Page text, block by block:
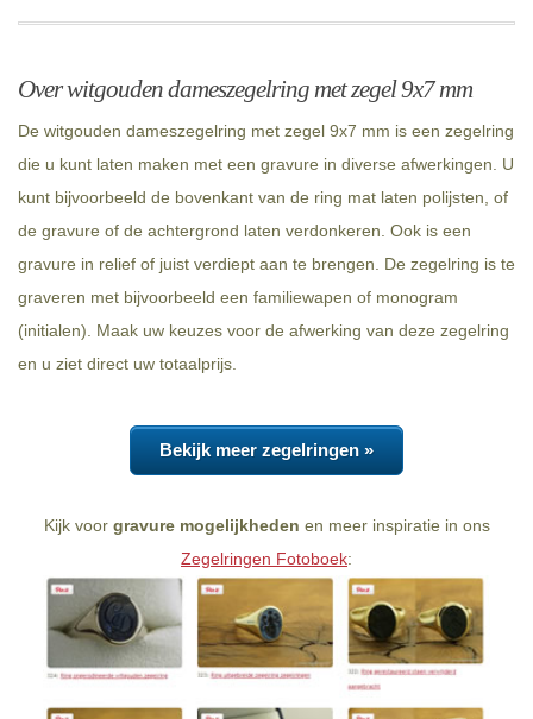
Over witgouden dameszegelring met zegel 9x7 mm
De witgouden dameszegelring met zegel 9x7 mm is een zegelring
die u kunt laten maken met een gravure in diverse afwerkingen. U
kunt bijvoorbeeld de bovenkant van de ring mat laten polijsten, of
de gravure of de achtergrond laten verdonkeren. Ook is een
gravure in relief of juist verdiept aan te brengen. De zegelring is te
graveren met bijvoorbeeld een familiewapen of monogram
(initialen). Maak uw keuzes voor de afwerking van deze zegelring
en u ziet direct uw totaalprijs.
Bekijk meer zegelringen »
Kijk voor gravure mogelijkheden en meer inspiratie in ons
Zegelringen Fotoboek: